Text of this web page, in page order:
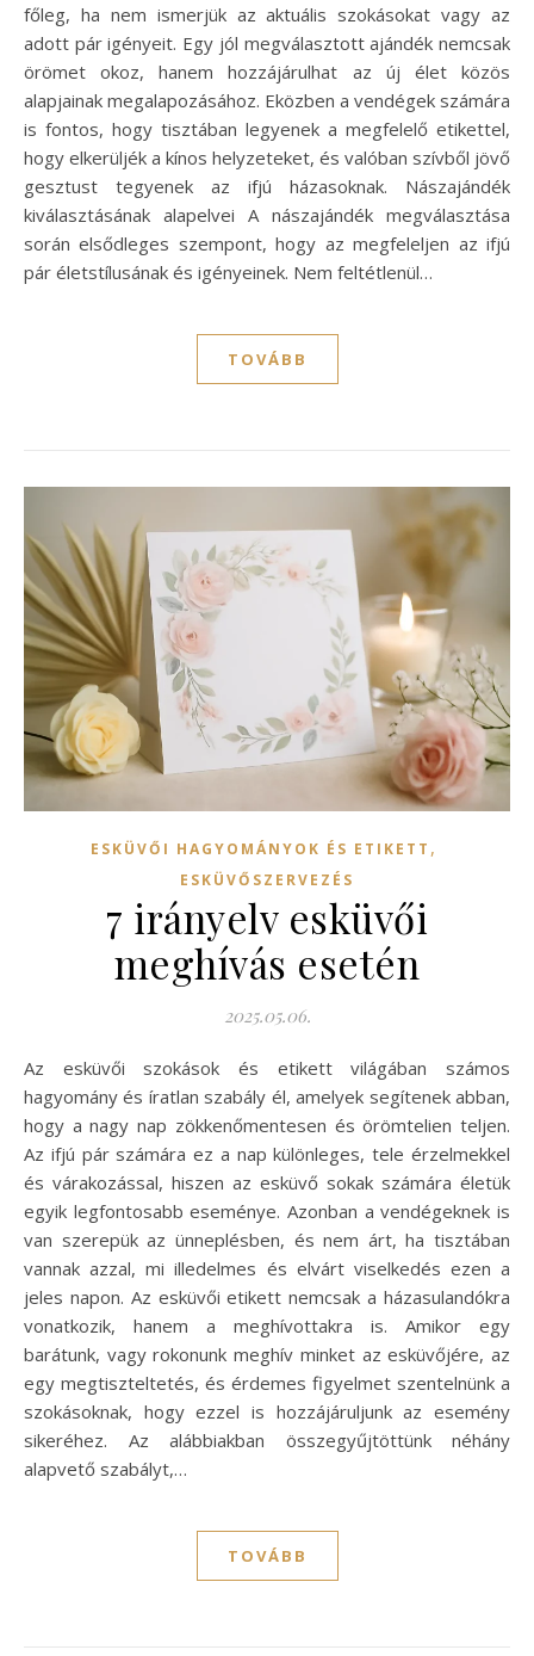
főleg, ha nem ismerjük az aktuális szokásokat vagy az
adott pár igényeit. Egy jól megválasztott ajándék nemcsak
örömet okoz, hanem hozzájárulhat az új élet közös
alapjainak megalapozásához. Eközben a vendégek számára
is fontos, hogy tisztában legyenek a megfelelő etikettel,
hogy elkerüljék a kínos helyzeteket, és valóban szívből jövő
gesztust tegyenek az ifjú házasoknak. Nászajándék
kiválasztásának alapelvei A nászajándék megválasztása
során elsődleges szempont, hogy az megfeleljen az ifjú
pár életstílusának és igényeinek. Nem feltétlenül…
TOVÁBB
ESKÜVŐI HAGYOMÁNYOK ÉS ETIKETT ,
ESKÜVŐSZERVEZÉS
7 irányelv esküvői
meghívás esetén
2025.05.06.
Az esküvői szokások és etikett világában számos
hagyomány és íratlan szabály él, amelyek segítenek abban,
hogy a nagy nap zökkenőmentesen és örömtelien teljen.
Az ifjú pár számára ez a nap különleges, tele érzelmekkel
és várakozással, hiszen az esküvő sokak számára életük
egyik legfontosabb eseménye. Azonban a vendégeknek is
van szerepük az ünneplésben, és nem árt, ha tisztában
vannak azzal, mi illedelmes és elvárt viselkedés ezen a
jeles napon. Az esküvői etikett nemcsak a házasulandókra
vonatkozik, hanem a meghívottakra is. Amikor egy
barátunk, vagy rokonunk meghív minket az esküvőjére, az
egy megtiszteltetés, és érdemes figyelmet szentelnünk a
szokásoknak, hogy ezzel is hozzájáruljunk az esemény
sikeréhez. Az alábbiakban összegyűjtöttünk néhány
alapvető szabályt,…
TOVÁBB